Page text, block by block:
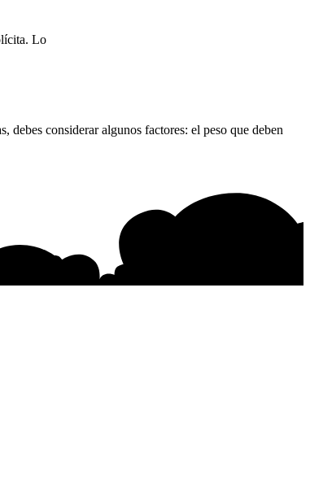
Lo
debes considerar algunos factores: el peso que deben